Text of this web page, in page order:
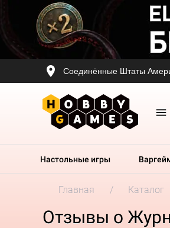
Соединённые Штаты
Настольные игры
Главная Каталог
Отзывы о